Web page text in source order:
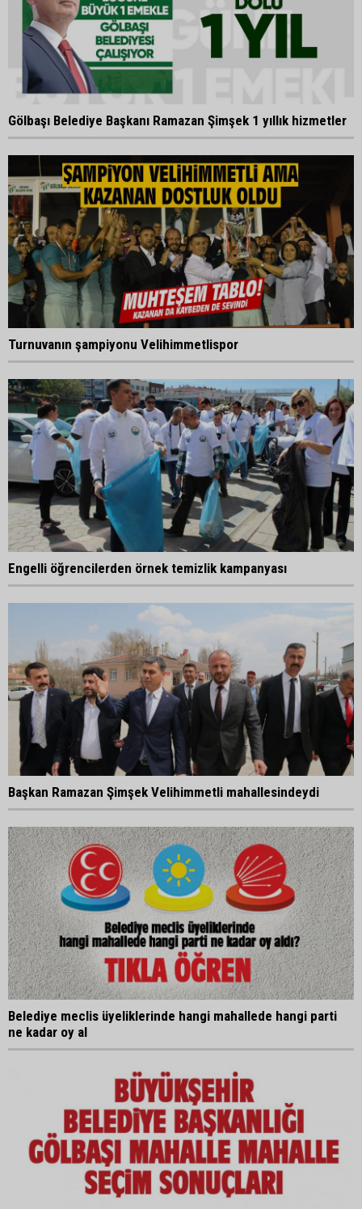
Gölbaşı Belediye Başkanı Ramazan Şimşek 1 yıllık hizmetler
Turnuvanın şampiyonu Velihimmetlispor
Engelli öğrencilerden örnek temizlik kampanyası
Başkan Ramazan Şimşek Velihimmetli mahallesindeydi
Belediye meclis üyeliklerinde hangi mahallede hangi parti
ne kadar oy al